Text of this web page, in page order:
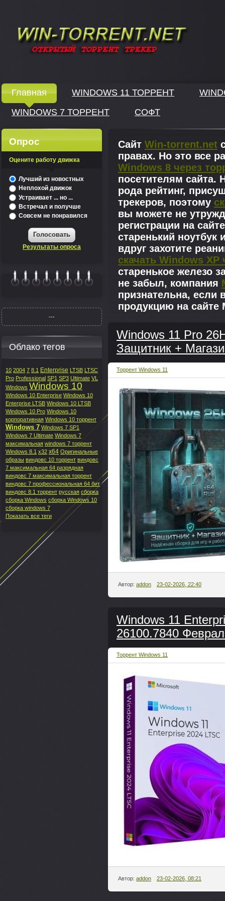
Главная WINDOWS 11 ТОРРЕНТ
WINDOWS 7 ТОРРЕНТ
СОФТ
Сайт Win-torrent.net
правах. Но это все
Windows 8 через
посетителям сайта.
рода рейтинг,
трекеров, поэтому
вы можете не
регистрации на
старенький
вдруг захотите
скачать Windows XP
старенькое железо
не забыл, компания
признательна, если
продукцию на сайте
Windows 11 Pro
Защитник +
Торрент Windows 11
Автор: addon 23-02-2026, 22:40
Windows 11
26100.7840
Торрент Windows 11
Автор: addon 23-02-2026, 08:21
Опрос
Оцените работу движка
Лучший из новостных
Неплохой движок
Устраивает ... но ...
Встречал и получше
Совсем не понравился
Голосовать
Результаты опроса
---
Облако тегов
10 2004 7 8.1 Enterprise LTSB LTSC
Pro Professional SP1 SP3 Ultimate VL
Windows Windows 10
Windows 10 Enterprise Windows 10
Enterprise LTSB Windows 10 LTSB
Windows 10 Pro Windows 10
корпоративная Windows 10 торрент
Windows 7 Windows 7 SP1
Windows 7 Ultimate Windows 7
максимальная windows 7 торрент
Windows 8.1 x32 x64 Оригинальные
образы виндовс 10 торрент виндовс
7 максимальная 64 разрядная
виндовс 7 максимальная торрент
виндовс 7 профессиональная 64 бит
виндовс 8.1 торрент русская сборка
сборка Windows сборка Windows 10
сборка windows 7
Показать все теги